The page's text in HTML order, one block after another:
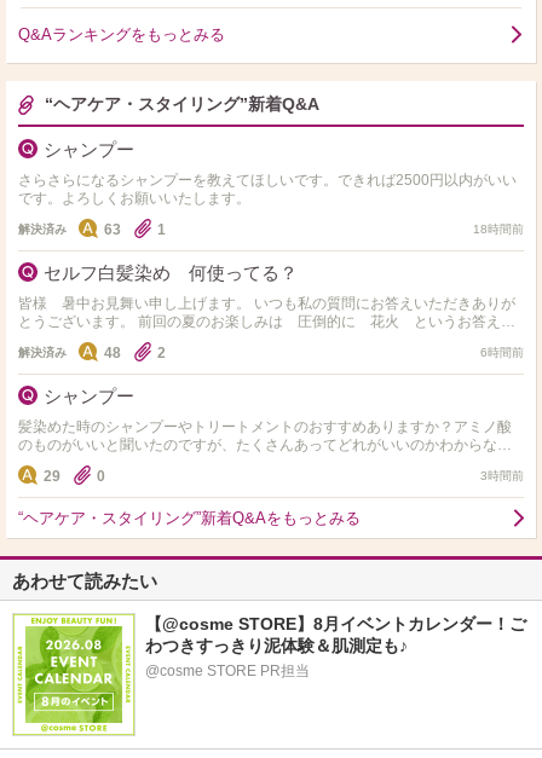
Q&Aランキングをもっとみる
“ヘアケア・スタイリング”新着Q&A
シャンプー
さらさらになるシャンプーを教えてほしいです。できれば2500円以内がいい
です。よろしくお願いいたします。
解決済み 63 1 18時間前
セルフ白髪染め 何使ってる？
皆様 暑中お見舞い申し上げます。 いつも私の質問にお答えいただきありが
とうございます。 前回の夏のお楽しみは 圧倒的に 花火 というお答えが
ダントツでした。 いつも本当にありがとうございます…
解決済み 48 2 6時間前
シャンプー
髪染めた時のシャンプーやトリートメントのおすすめありますか？アミノ酸
のものがいいと聞いたのですが、たくさんあってどれがいいのかわからない
ので、教えて欲しいです！ 髪質は細くて柔らかいです！
29 0 3時間前
“ヘアケア・スタイリング”新着Q&Aをもっとみる
あわせて読みたい
【@cosme STORE】8月イベントカレンダー！ご
わつきすっきり泥体験＆肌測定も♪
@cosme STORE PR担当